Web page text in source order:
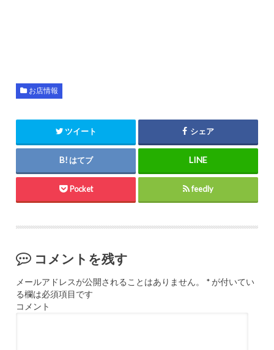
お店情報
ツイート シェア
はてブ
Pocket feedly
コメントを残す
メールアドレスが公開されることはありません。 *が付いてい
る欄は必須項目です
コメント